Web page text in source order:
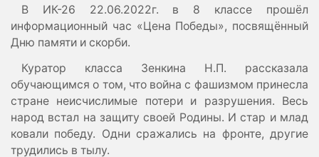
В ИК-26 22.06.2022г. в 8 классе прошёл
информационный час «Цена Победы», посвящённый
Дню памяти и скорби.
Куратор класса Зенкина Н.П. рассказала
обучающимся о том, что война с фашизмом принесла
стране неисчислимые потери и разрушения. Весь
народ встал на защиту своей Родины. И стар и млад
ковали победу. Одни сражались на фронте, другие
трудились в тылу.